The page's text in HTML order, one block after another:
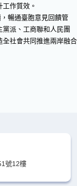
作質效。
暢通臺胞意見回饋管
派、工商聯和人民團
社會共同推進兩岸融合
號12樓